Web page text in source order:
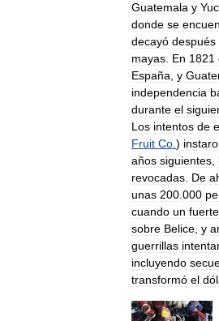
Guatemala y
donde se
decayó después
mayas. En 1821
España, y
independencia
durante el
Los intentos de
Fruit Co.)
años siguientes,
revocadas. De
unas 200.000
cuando un fuerte
sobre Belice, y
guerrillas
incluyendo
transformó el